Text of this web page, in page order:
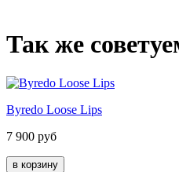
Так же
Byredo Loose Lips
7 900 руб